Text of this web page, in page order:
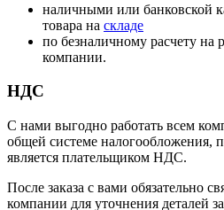
наличными или банковской
товара на складе
по безналичному расчету на
компании.
НДС
С нами выгодно работать всем
общей системе налогообложения,
является плательщиком НДС.
После заказа с вами обязательно
компании для уточнения деталей